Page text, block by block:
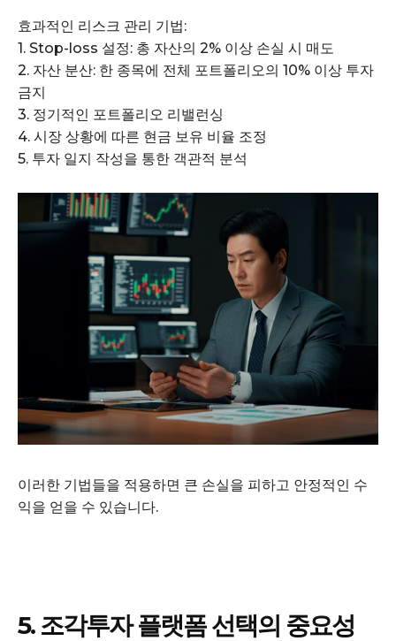
효과적인 리스크 관리 기법:
1. Stop-loss 설정: 총 자산의 2% 이상 손실 시 매도
2. 자산 분산: 한 종목에 전체 포트폴리오의 10% 이상 투자
금지
3. 정기적인 포트폴리오 리밸런싱
4. 시장 상황에 따른 현금 보유 비율 조정
5. 투자 일지 작성을 통한 객관적 분석
이러한 기법들을 적용하면 큰 손실을 피하고 안정적인 수
익을 얻을 수 있습니다.
5. 조각투자 플랫폼 선택의 중요성